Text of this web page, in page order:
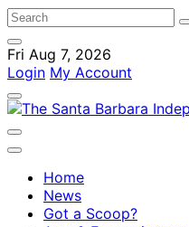
Fri Aug 7, 2026
Login My Account
Home
News
Got a Scoop?